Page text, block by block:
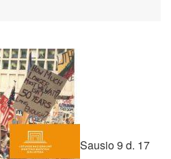
Sausio 9 d. 17